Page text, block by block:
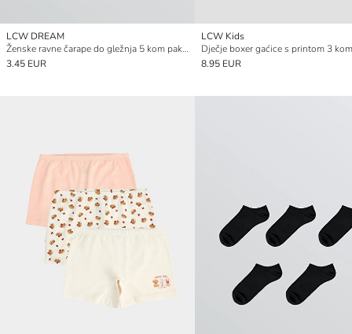
LCW DREAM
Ženske ravne čarape do gležnja 5 kom pakiranje
3.45 EUR
LCW Kids
Dječje boxer gaćice s printom 3 kom
8.95 EUR